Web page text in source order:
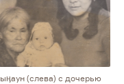
(слева) с дочерью